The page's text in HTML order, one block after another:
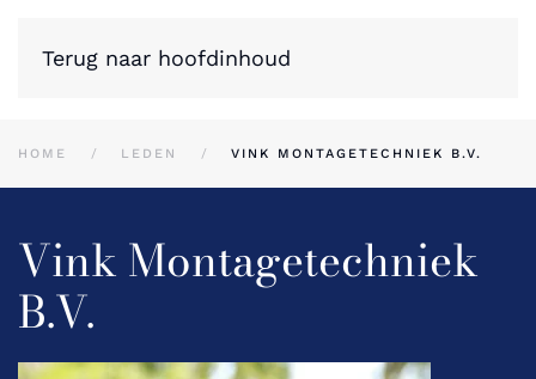
Terug naar hoofdinhoud
HOME LEDEN VINK MONTAGETECHNIEK B.V.
Vink Montagetechniek
B.V.